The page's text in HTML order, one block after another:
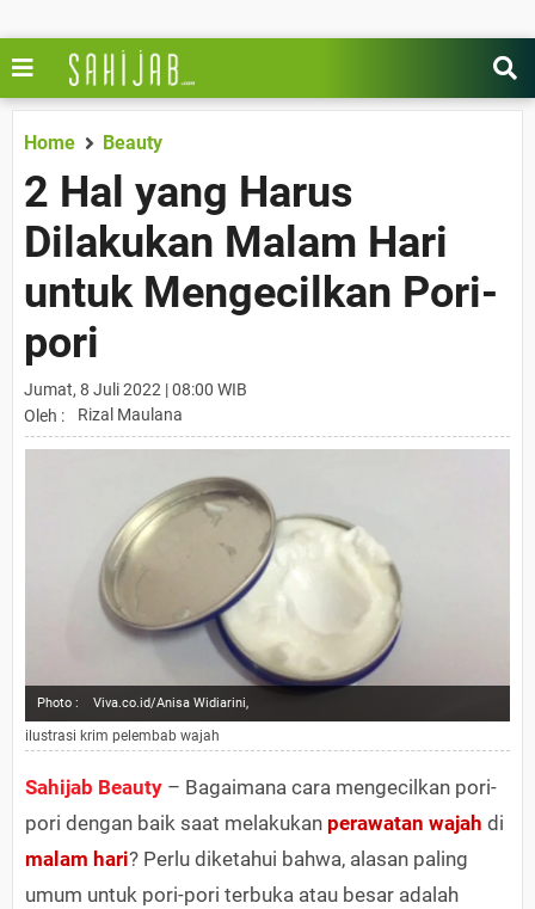
Home Beauty
2 Hal yang Harus
Dilakukan Malam Hari
untuk Mengecilkan Pori-
pori
Jumat, 8 Juli 2022 | 08:00 WIB
Oleh :
Rizal Maulana
Photo : Viva.co.id/Anisa Widiarini,
ilustrasi krim pelembab wajah
Sahijab Beauty – Bagaimana cara mengecilkan pori-
pori dengan baik saat melakukan perawatan wajah di
malam hari? Perlu diketahui bahwa, alasan paling
umum untuk pori-pori terbuka atau besar adalah